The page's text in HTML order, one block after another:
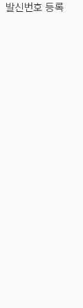
발신번호 등록